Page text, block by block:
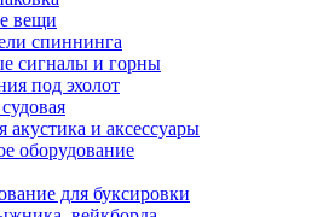
вещи
спиннинга
сигналы и горны
под эхолот
акустика и аксессуары
оборудование
для буксировки